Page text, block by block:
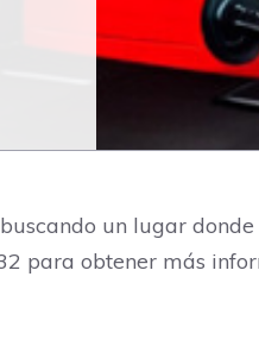
un lugar
para obtener más